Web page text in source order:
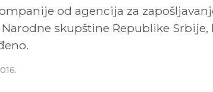
od agencija za
Narodne skupštine Republike